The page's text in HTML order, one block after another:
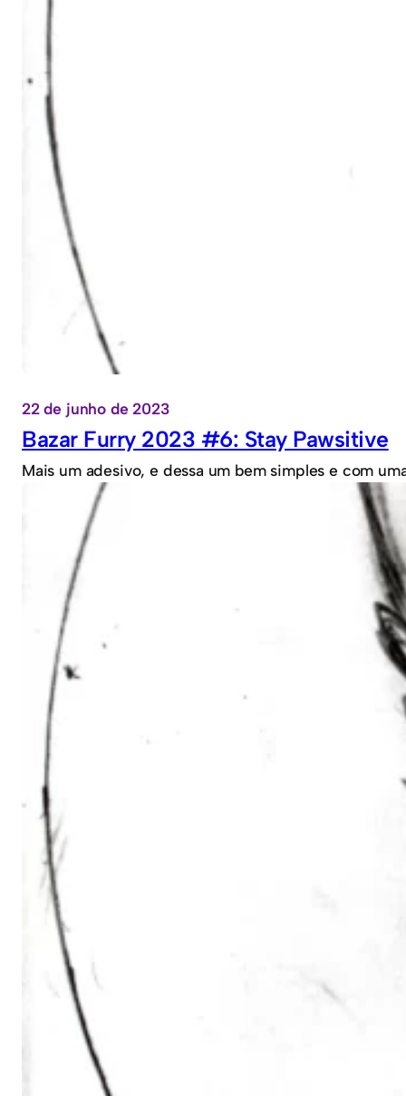
22 de junho de 2023
Bazar Furry 2023 #6: Stay Pawsitive
Mais um adesivo, e dessa um bem simples e com